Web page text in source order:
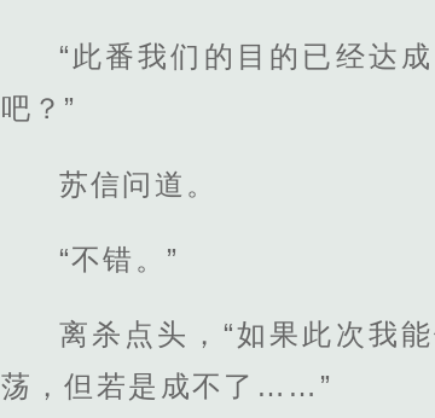
“此番我们的目的已经达
吧？”
苏信问道。
“不错。”
离杀点头，“如果此次我
荡，但若是成不了……”